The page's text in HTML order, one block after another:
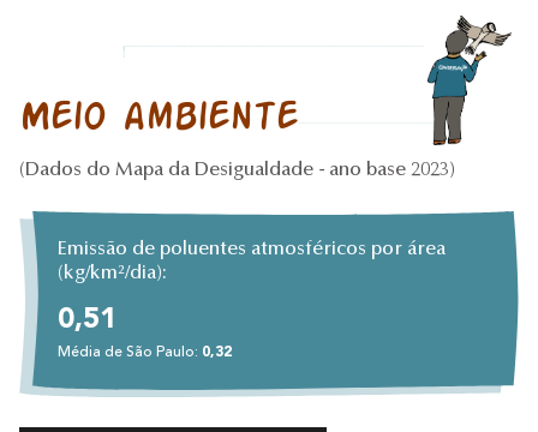
Meio ambiente
(Dados do Mapa da Desigualdade - ano base 2023)
Emissão de poluentes atmosféricos por área
(kg/km²/dia):
0,51
Média de São Paulo: 0,32